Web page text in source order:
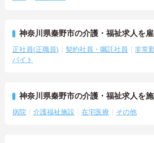
神奈川県秦野市の介護・福祉求人を
正社員(正職員) 契約社員・嘱託社員
非常
バイト
神奈川県秦野市の介護・福祉求人を
病院 介護福祉施設 在宅医療 その他